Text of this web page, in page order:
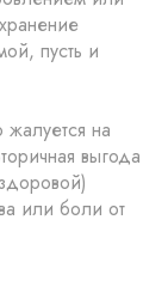
пусть и
на
выгода
или боли от